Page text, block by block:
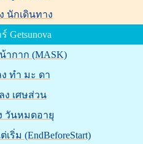
นักเดินทาง
Getsunova
ากาก (MASK)
ทำ มะ ดา
ง เศษส่วน
วันหมดอายุ
ริ่ม (EndBeforeStart)